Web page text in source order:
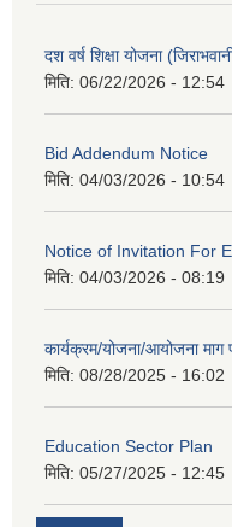
दश वर्ष शिक्षा योजना
मिति: 06/22/2026 - 12:54
Bid Addendum Notice
मिति: 04/03/2026 - 10:54
Notice of Invitation For
मिति: 04/03/2026 - 08:19
कार्यक्रम/योजना/आयोजना माग
मिति: 08/28/2025 - 16:02
Education Sector Plan
मिति: 05/27/2025 - 12:45